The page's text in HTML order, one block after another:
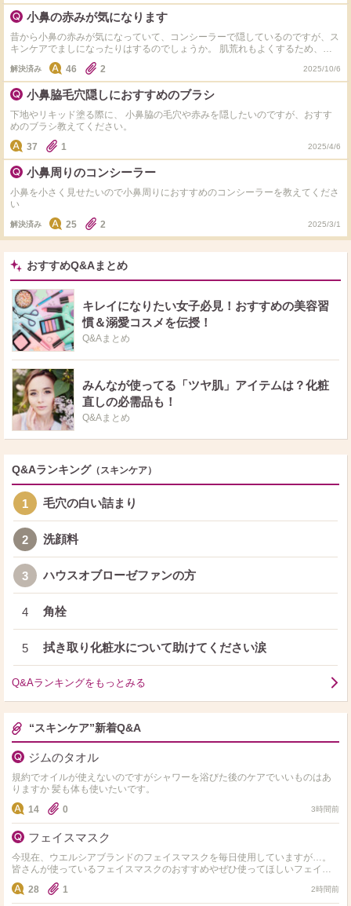
小鼻の赤みが気になります
昔から小鼻の赤みが気になっていて、コンシーラーで隠しているのですが、ス
キンケアでましになったりはするのでしょうか。 肌荒れもよくするため、ス
キンケアはニキビケアや保湿系のものを使っています。 小鼻の赤みに効くス
キンケア商品を知っている方がいらっしゃれば教えていただきたいです！
解決済み 46 2 2025/10/6
小鼻脇毛穴隠しにおすすめのブラシ
下地やリキッド塗る際に、 小鼻脇の毛穴や赤みを隠したいのですが、おすす
めのブラシ教えてください。
37
1 2025/4/6
小鼻周りのコンシーラー
小鼻を小さく見せたいので小鼻周りにおすすめのコンシーラーを教えてくださ
い
解決済み 25 2 2025/3/1
おすすめQ&Aまとめ
キレイになりたい女子必見！おすすめの美容習
慣＆溺愛コスメを伝授！
Q&Aまとめ
みんなが使ってる「ツヤ肌」アイテムは？化粧
直しの必需品も！
Q&Aまとめ
Q&Aランキング （スキンケア）
1 毛穴の白い詰まり
2 洗顔料
3 ハウスオブローゼファンの方
4 角栓
5 拭き取り化粧水について助けてください涙
Q&Aランキングをもっとみる
“スキンケア”新着Q&A
ジムのタオル
規約でオイルが使えないのですがシャワーを浴びた後のケアでいいものはあ
りますか 髪も体も使いたいです。
14
0 3時間前
フェイスマスク
今現在、ウエルシアブランドのフェイスマスクを毎日使用していますが…。
皆さんが使っているフェイスマスクのおすすめやぜひ使ってほしいフェイス
マスクがありましたら、教えて下さいお願いします。
28 1 2時間前